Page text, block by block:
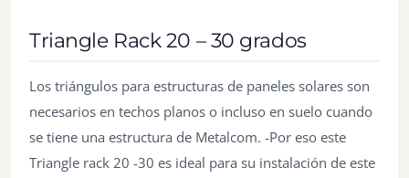
Triangle Rack 20 – 30 grados
Los triángulos para estructuras de paneles solares son
necesarios en techos planos o incluso en suelo cuando
se tiene una estructura de Metalcom. -Por eso este
Triangle rack 20 -30 es ideal para su instalación de este